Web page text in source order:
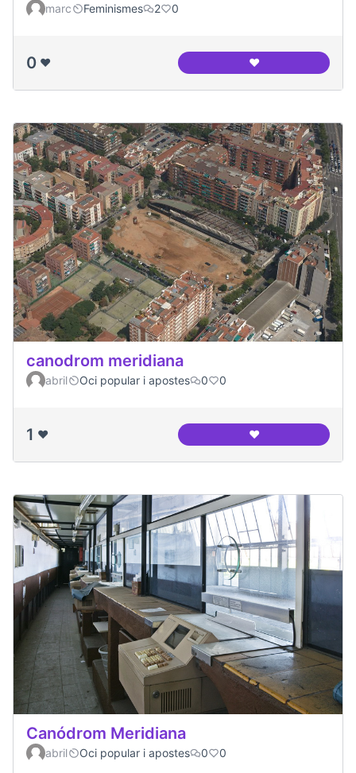
marc Feminismes 2 0
0 ❤️ ❤️Panoramica del
canodrom meridiana
abril Oci popular i apostes 0 0
1 ❤️ ❤️canodrom
Canódrom Meridiana
abril Oci popular i apostes 0 0